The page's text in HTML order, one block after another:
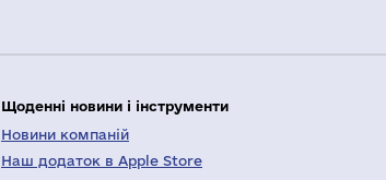
Щоденні новини і інструменти
Новини компаній
Наш додаток в Apple Store